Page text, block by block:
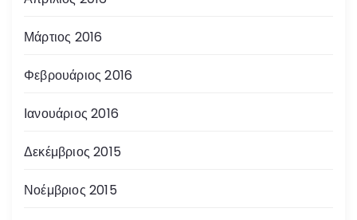
Μάρτιος 2016
Φεβρουάριος 2016
Ιανουάριος 2016
Δεκέμβριος 2015
Νοέμβριος 2015